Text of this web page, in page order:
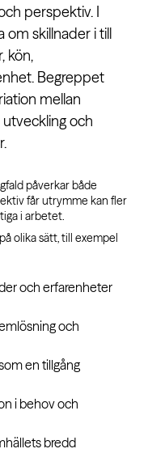
perspektiv. I
om skillnader i till
kön,
Begreppet
mellan
och
påverkar både
får utrymme kan fler
i arbetet.
olika sätt, till exempel
och erfarenheter
och
en tillgång
i behov och
bredd